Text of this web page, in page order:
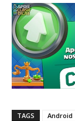
TAGS Android